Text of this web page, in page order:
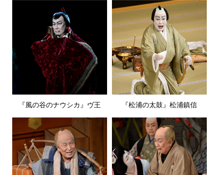
『風の谷のナウシカ』ヴ王 『松浦の太鼓』松浦鎮信